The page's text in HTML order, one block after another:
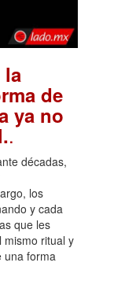
la
de
ya no
.
décadas,
los
y cada
que les
mismo ritual y
una forma